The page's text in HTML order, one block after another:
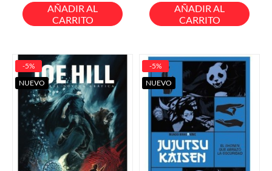
AÑADIR AL
CARRITO
AÑADIR AL
CARRITO
-5%
NUEVO
-5%
NUEVO